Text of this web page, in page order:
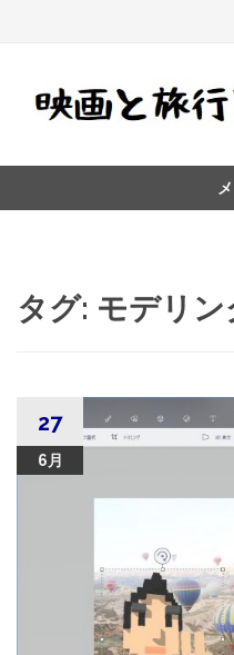
ス
プ
タグ: モデリン
27
6月